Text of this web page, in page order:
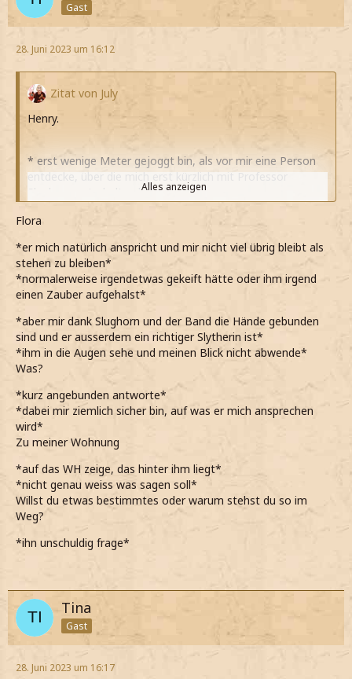
Gast
28. Juni 2023 um 16:12
Zitat von July
Henry.
* erst wenige Meter gejoggt bin, als vor mir eine Person
entdecke, über die mich erst kürzlich mit Professor
Slughorn unterhalten habe*
*als VS von Slytherin immerhin eine Verantwortung
*dabei herausgefunden habe, dass sich Carrow einen
ziemlichen Schnitzer geleistet hat*
*ursprünglich vor hatte, mich mit Hestia ( Alexa) darüber
zu unterhalten, da zu ihr immerhin einen guten Draht
habe*
*es sich so natürlich aber besonders gut trifft*
Carrow.
*sie deshalb anspreche, als sie Anstalten macht, direkt an
mir vorbeizugehen*
kennt, da wir wenig Berührungspunkte hatten*
Wohin des Weges?
*schließlich noch anfüge, um zu erwirken, dass sie stehen
bleibt*
Alles anzeigen
Flora
*er mich natürlich anspricht und mir nicht viel übrig bleibt als
stehen zu bleiben*
*normalerweise irgendetwas gekeift hätte oder ihm irgend
einen Zauber aufgehalst*
*aber mir dank Slughorn und der Band die Hände gebunden
sind und er ausserdem ein richtiger Slytherin ist*
*ihm in die Augen sehe und meinen Blick nicht abwende*
Was?
*kurz angebunden antworte*
*dabei mir ziemlich sicher bin, auf was er mich ansprechen
wird*
Zu meiner Wohnung
*auf das WH zeige, das hinter ihm liegt*
*nicht genau weiss was sagen soll*
Willst du etwas bestimmtes oder warum stehst du so im
Weg?
*ihn unschuldig frage*
Tina
Gast
28. Juni 2023 um 16:17